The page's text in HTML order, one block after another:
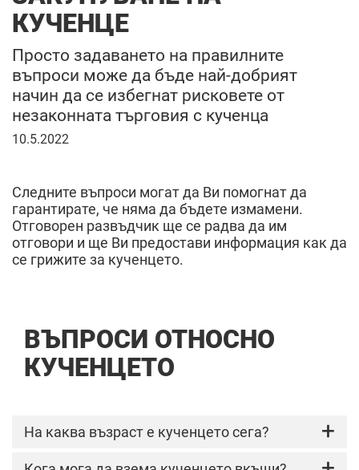
КУЧЕНЦЕ
Просто задаването на правилните
въпроси може да бъде най-добрият
начин да се избегнат рисковете от
незаконната търговия с кученца
10
г.
10.5.2022
Следните въпроси могат да Ви помогнат да
гарантирате, че няма да бъдете измамени.
Отговорен развъдчик ще се радва да им
отговори и ще Ви предостави информация как да
се грижите за кученцето.
ВЪПРОСИ ОТНОСНО
КУЧЕНЦЕТО
На каква възраст е кученцето сега?